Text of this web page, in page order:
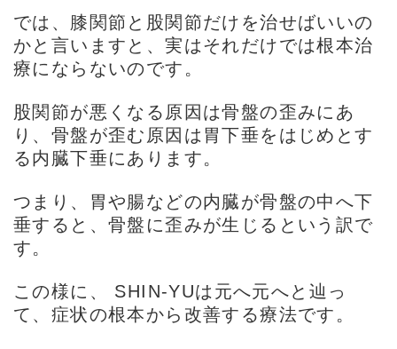
では、膝関節と股関節だけを治せばいいの
かと言いますと、実はそれだけでは根本治
療にならないのです。
股関節が悪くなる原因は骨盤の歪みにあ
り、骨盤が歪む原因は胃下垂をはじめとす
る内臓下垂にあります。
つまり、胃や腸などの内臓が骨盤の中へ下
垂すると、骨盤に歪みが生じるという訳で
す。
この様に、 SHIN-YUは元へ元へと辿っ
て、症状の根本から改善する療法です。